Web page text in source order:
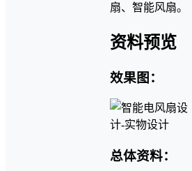
扇、智能风扇。
资料预览
效果图：
总体资料：